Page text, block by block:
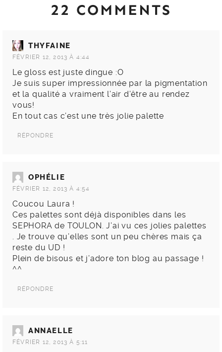
22 COMMENTS
THYFAINE
FÉVRIER 12, 2013 À 4:44
Le gloss est juste dingue :O
Je suis super impressionnée par la pigmentation
et la qualité a vraiment l’air d’être au rendez
vous!
En tout cas c’est une très jolie palette
RÉPONDRE
OPHÉLIE
FÉVRIER 12, 2013 À 4:54
Coucou Laura !
Ces palettes sont déjà disponibles dans les
SEPHORA de TOULON. J’ai vu ces jolies palettes
. Je trouve qu’elles sont un peu chères mais ça
reste du UD !
Plein de bisous et j’adore ton blog au passage !
^^
RÉPONDRE
ANNAELLE
FÉVRIER 12, 2013 À 5:11